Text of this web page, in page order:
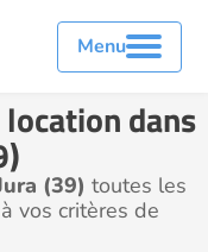
Menu
dans
(39) toutes les
vos critères de